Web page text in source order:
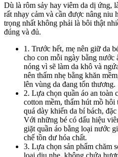
Dù là rôm sảy hay viêm da dị ứng,
rất nhạy cảm và cần được nâng
trọng nhất không phải là bôi thật
đúng và đủ.
1. Trước hết, mẹ nên giữ da
cho con mỗi ngày bằng nước
nóng vì sẽ làm da khô và
nên thấm nhẹ bằng khăn
lên vùng da đang tổn thương.
2. Lựa chọn quần áo an toàn
cotton mềm, thấm hút mồ hôi
quá dày khiến da bí bách,
Với những bé có dấu hiệu
giặt quần áo bằng loại nước
chế tồn dư hóa chất.
3. Lựa chọn sản phẩm chăm
loại dịu nhẹ, không chứa